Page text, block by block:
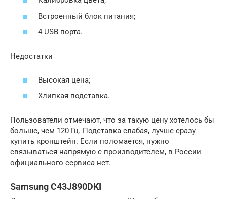
Встроенный блок питания;
4 USB порта.
Недостатки
Высокая цена;
Хлипкая подставка.
Пользователи отмечают, что за такую цену хотелось бы
больше, чем 120 Гц. Подставка слабая, лучше сразу
купить кронштейн. Если поломается, нужно
связываться напрямую с производителем, в России
официального сервиса нет.
Samsung C43J890DKI